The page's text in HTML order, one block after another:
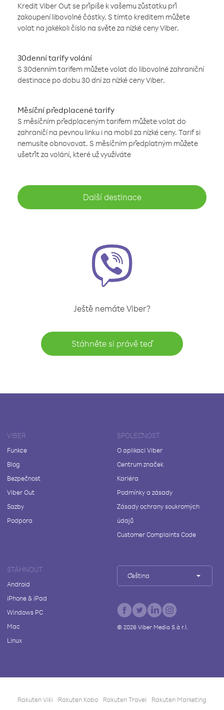
Kredit Viber Out se připíše k vašemu zůstatku při
zakoupení libovolné částky. S tímto kreditem můžete
volat na jakékoli číslo na světe za nízké ceny Viber.
30denní tarify volání
S 30denním tarifem můžete volat do libovolné zahraniční
destinace po dobu 30 dní za nízké ceny Viber.
Měsíční předplacené tarify
S měsíčním předplaceným tarifem můžete volat do
zahraničí na pevnou linku i na mobil za nízké ceny. Tarif si
nemusíte obnovovat. S měsíčním předplatným můžete
ušetřit za volání, které už využíváte
Další destinace
Ještě nemáte Viber?
Stáhněte si právě teď
VIBER
Funkce
Blog
Bezpečnost
Viber Out
Sazby
Podpora
SPOLEČNOST
O aplikaci Viber
Centrum značek
Kariéra
Podmínky a zásady
Zásady ochrany soukromých
údajů
Customer Complaints Code
STÁHNOUT
Android
iPhone & iPad
Windows PC
Mac
Linux
Čeština
© 2026Viber Media S.à r.l.
Rakuten Viki Rakuten Kobo Rakuten Travel Rakuten Marketing